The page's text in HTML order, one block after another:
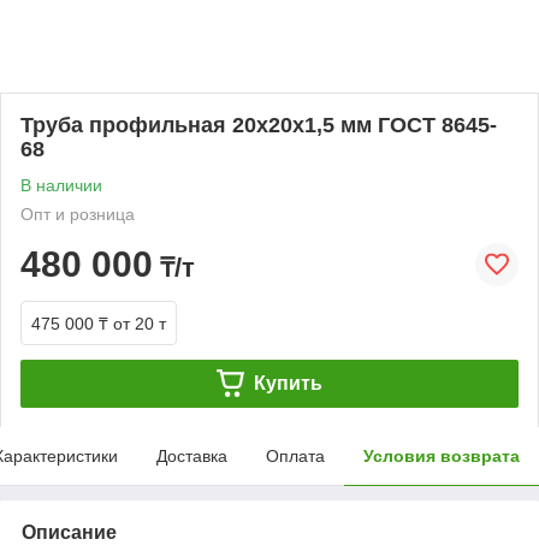
Труба профильная 20х20х1,5 мм ГОСТ 8645-
68
В наличии
Опт и розница
480 000 ₸/т
475 000 ₸ от 20 т
Купить
Доставка Оплата Условия возврата
Описание